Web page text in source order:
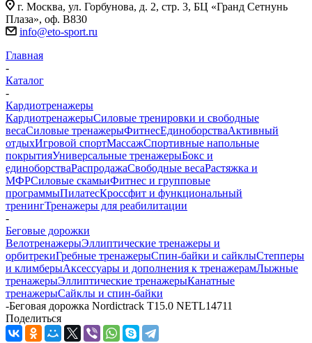
г. Москва, ул. Горбунова, д. 2, стр. 3, БЦ «Гранд Сетнунь
Плаза», оф. В830
info@eto-sport.ru
Главная
-
Каталог
-
Кардиотренажеры
КардиотренажерыСиловые тренировки и свободные
весаСиловые тренажерыФитнесЕдиноборстваАктивный
отдыхИгровой спортМассажСпортивные напольные
покрытияУниверсальные тренажерыБокс и
единоборстваРаспродажаСвободные весаРастяжка и
МФРСиловые скамьиФитнес и групповые
программыПилатесКроссфит и функциональный
тренингТренажеры для реабилитации
-
Беговые дорожки
ВелотренажерыЭллиптические тренажеры и
орбитрекиГребные тренажерыСпин-байки и сайклыСтепперы
и климберыАксессуары и дополнения к тренажерамЛыжные
тренажерыЭллиптические тренажерыКанатные
тренажерыСайклы и спин-байки
-Беговая дорожка Nordictrack T15.0 NETL14711
Поделиться